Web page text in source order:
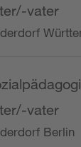
vater
vater
Berlin